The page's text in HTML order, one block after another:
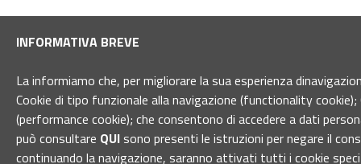
INFORMATIVA BREVE
La informiamo che, per migliorare la sua esperienza
Cookie di tipo funzionale alla navigazione (functionality
(performance cookie); che consentono di accedere a dati
può consultare QUIsono presenti le istruzioni per negare il
continuando la navigazione, saranno attivati tutti i cookie